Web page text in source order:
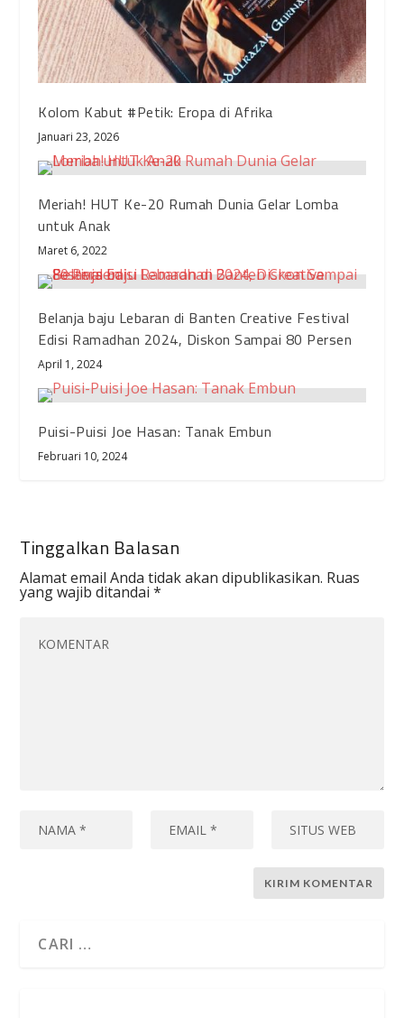
Kolom Kabut #Petik: Eropa di Afrika
Januari 23, 2026
Meriah! HUT Ke-20 Rumah Dunia Gelar Lomba
untuk Anak
Maret 6, 2022
Belanja baju Lebaran di Banten Creative Festival
Edisi Ramadhan 2024, Diskon Sampai 80 Persen
April 1, 2024
Puisi-Puisi Joe Hasan: Tanak Embun
Februari 10, 2024
Tinggalkan Balasan
Alamat email Anda tidak akan dipublikasikan. Ruas
yang wajib ditandai*